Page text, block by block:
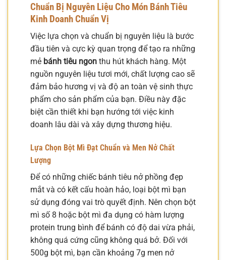
Chuẩn Bị Nguyên Liệu Cho Món Bánh Tiêu
Kinh Doanh Chuẩn Vị
Việc lựa chọn và chuẩn bị nguyên liệu là bước
đầu tiên và cực kỳ quan trọng để tạo ra những
mẻ bánh tiêu ngon thu hút khách hàng. Một
nguồn nguyên liệu tươi mới, chất lượng cao sẽ
đảm bảo hương vị và độ an toàn vệ sinh thực
phẩm cho sản phẩm của bạn. Điều này đặc
biệt cần thiết khi bạn hướng tới việc kinh
doanh lâu dài và xây dựng thương hiệu.
Lựa Chọn Bột Mì Đạt Chuẩn và Men Nở Chất
Lượng
Để có những chiếc bánh tiêu nở phồng đẹp
mắt và có kết cấu hoàn hảo, loại bột mì bạn
sử dụng đóng vai trò quyết định. Nên chọn bột
mì số 8 hoặc bột mì đa dụng có hàm lượng
protein trung bình để bánh có độ dai vừa phải,
không quá cứng cũng không quá bở. Đối với
500g bột mì, bạn cần khoảng 7g men nở